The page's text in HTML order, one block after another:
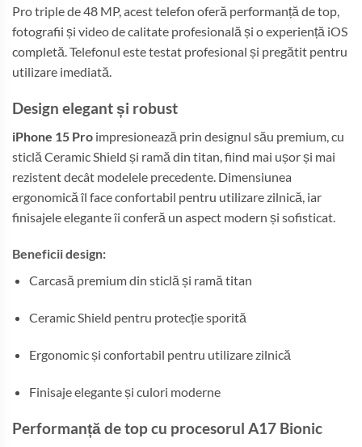
Pro triple de 48 MP, acest telefon oferă performanță de top,
fotografii și video de calitate profesională și o experiență iOS
completă. Telefonul este testat profesional și pregătit pentru
utilizare imediată.
Design elegant și robust
iPhone 15 Pro impresionează prin designul său premium, cu
sticlă Ceramic Shield și ramă din titan, fiind mai ușor și mai
rezistent decât modelele precedente. Dimensiunea
ergonomică îl face confortabil pentru utilizare zilnică, iar
finisajele elegante îi conferă un aspect modern și sofisticat.
Beneficii design:
Carcasă premium din sticlă și ramă titan
Ceramic Shield pentru protecție sporită
Ergonomic și confortabil pentru utilizare zilnică
Finisaje elegante și culori moderne
Performanță de top cu procesorul A17 Bionic